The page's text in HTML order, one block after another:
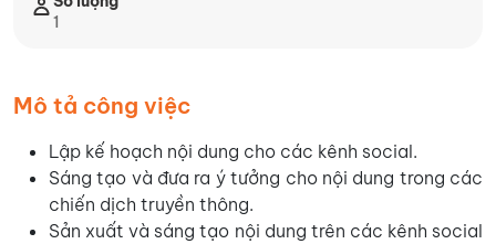
1
Mô tả công việc
Lập kế hoạch nội dung cho các kênh social.
Sáng tạo và đưa ra ý tưởng cho nội dung trong các
chiến dịch truyền thông.
Sản xuất và sáng tạo nội dung trên các kênh social